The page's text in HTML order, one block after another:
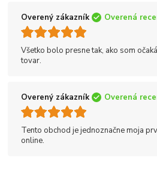
Overený zákazník Overená
Všetko bolo presne tak, ako som
tovar.
Overený zákazník Overená
Tento obchod je jednoznačne moja
online.